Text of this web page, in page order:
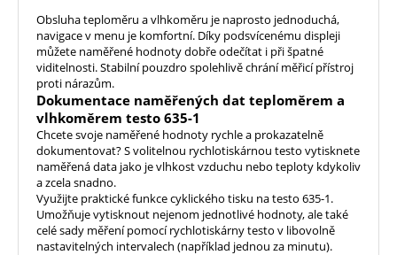
Obsluha teploměru a vlhkoměru je naprosto jednoduchá,
navigace v menu je komfortní. Díky podsvícenému displeji
můžete naměřené hodnoty dobře odečítat i při špatné
viditelnosti. Stabilní pouzdro spolehlivě chrání měřicí přístroj
proti nárazům.
Dokumentace naměřených dat teploměrem a
vlhkoměrem testo 635-1
Chcete svoje naměřené hodnoty rychle a prokazatelně
dokumentovat? S volitelnou rychlotiskárnou testo vytisknete
naměřená data jako je vlhkost vzduchu nebo teploty kdykoliv
a zcela snadno.
Využijte praktické funkce cyklického tisku na testo 635-1.
Umožňuje vytisknout nejenom jednotlivé hodnoty, ale také
celé sady měření pomocí rychlotiskárny testo v libovolně
nastavitelných intervalech (například jednou za minutu).